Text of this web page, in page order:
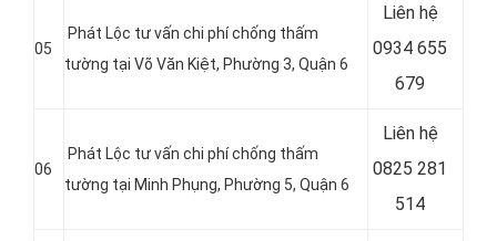
05
Phát Lộc tư vấn chi phí chống thấm
tường tại Võ Văn Kiệt, Phường 3, Quận 6
Liên hệ
0934 655
679
06
Phát Lộc tư vấn chi phí chống thấm
tường tại Minh Phụng, Phường 5, Quận 6
Liên hệ
0825 281
514